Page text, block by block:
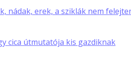
nádak, erek, a sziklák nem
​cica útmutatója kis gazdiknak